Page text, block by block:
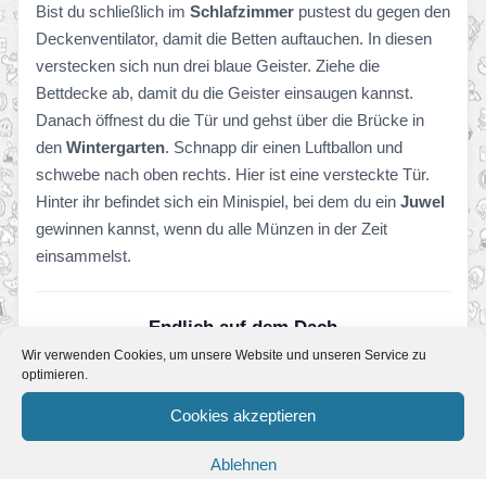
Wir verwenden Cookies, um unsere Website und unseren Service zu
optimieren.
Cookies akzeptieren
Ablehnen
Bist du schließlich im Schlafzimmer pustest du gegen den
Deckenventilator, damit die Betten auftauchen. In diesen
verstecken sich nun drei blaue Geister. Ziehe die
Bettdecke ab, damit du die Geister einsaugen kannst.
Danach öffnest du die Tür und gehst über die Brücke in
den Wintergarten. Schnapp dir einen Luftballon und
schwebe nach oben rechts. Hier ist eine versteckte Tür.
Hinter ihr befindet sich ein Minispiel, bei dem du ein Juwel
gewinnen kannst, wenn du alle Münzen in der Zeit
einsammelst.
Endlich auf dem Dach